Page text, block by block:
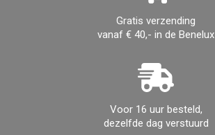
Gratis verzending
vanaf € 40,- in de Benelux
Voor 16 uur besteld,
dezelfde dag verstuurd